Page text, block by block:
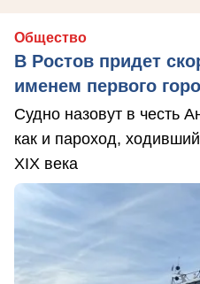
Общество
В Ростов придет
именем первого
Судно назовут в честь
как и пароход,
XIX века